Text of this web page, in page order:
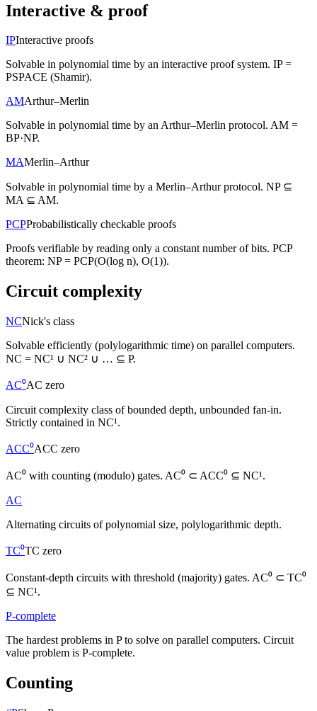
Interactive & proof
IPInteractive proofs
Solvable in polynomial time by an interactive proof system. IP =
PSPACE (Shamir).
AMArthur–Merlin
Solvable in polynomial time by an Arthur–Merlin protocol. AM =
BP·NP.
MAMerlin–Arthur
Solvable in polynomial time by a Merlin–Arthur protocol. NP ⊆
MA ⊆ AM.
PCPProbabilistically checkable proofs
Proofs verifiable by reading only a constant number of bits. PCP
theorem: NP = PCP(O(log n), O(1)).
Circuit complexity
NCNick's class
Solvable efficiently (polylogarithmic time) on parallel computers.
NC = NC¹ ∪ NC² ∪ … ⊆ P.
AC⁰AC zero
Circuit complexity class of bounded depth, unbounded fan-in.
Strictly contained in NC¹.
ACC⁰ACC zero
AC⁰ with counting (modulo) gates. AC⁰ ⊂ ACC⁰ ⊆ NC¹.
AC
Alternating circuits of polynomial size, polylogarithmic depth.
TC⁰TC zero
Constant-depth circuits with threshold (majority) gates. AC⁰ ⊂ TC⁰
⊆ NC¹.
P-complete
The hardest problems in P to solve on parallel computers. Circuit
value problem is P-complete.
Counting